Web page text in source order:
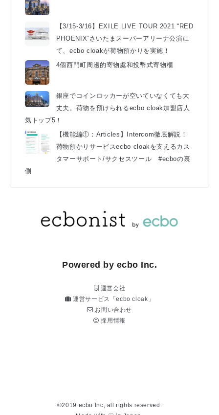
【3/15-3/16】EXILE LIVE TOUR 2021 “RED
PHOENIX”さいたまスーパーアリーナ公演に
て、ecbo cloakが荷物預かりを実施！
4個西門町周邊的寄物處和投幣式寄物櫃
銀座でコインロッカーが空いていなくても大
丈夫。荷物を預けられるecbo cloak加盟店人
気トップ5！
【機能編①：Articles】Intercom徹底解説！
荷物預かりサービスecbo cloakを支えるカス
タマーサポート/サクセスツール #ecboの裏
側
Powered by ecbo Inc.
運営会社
運営サービス「ecbo cloak」
お問い合わせ
採用情報
©2019 ecbo Inc, all rights reserved.